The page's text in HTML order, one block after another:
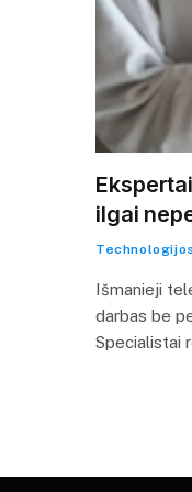
ilgai
Technologijos
Išmanieji
darbas be
Specialistai